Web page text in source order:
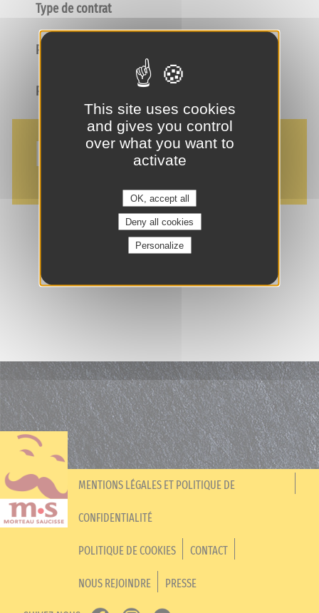
Type de contrat
Poste
Profil
NOS AVANTAGES
je suis intéressé(e) !
MENTIONS LÉGALES ET POLITIQUE DE
CONFIDENTIALITÉ
POLITIQUE DE COOKIES CONTACT
NOUS REJOINDRE PRESSE
This site uses cookies
and gives you control
over what you want to
activate
OK, accept all
Deny all cookies
Personalize